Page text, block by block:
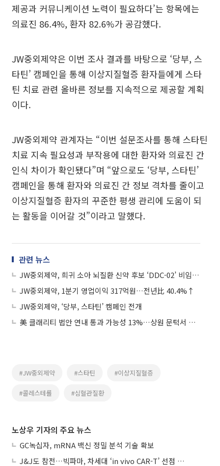
제공과 커뮤니케이션 노력이 필요하다’는 항목에는
의료진 86.4%, 환자 82.6%가 공감했다.
JW중외제약은 이번 조사 결과를 바탕으로 ‘당부, 스
타틴’ 캠페인을 통해 이상지질혈증 환자들에게 스타
틴 치료 관련 올바른 정보를 지속적으로 제공할 계획
이다.
JW중외제약 관계자는 “이번 설문조사를 통해 스타틴
치료 지속 필요성과 부작용에 대한 환자와 의료진 간
인식 차이가 확인됐다”며 “앞으로도 ‘당부, 스타틴’
캠페인을 통해 환자와 의료진 간 정보 격차를 줄이고
이상지질혈증 환자의 꾸준한 평생 관리에 도움이 되
는 활동을 이어갈 것”이라고 말했다.
관련 뉴스
JW중외제약, 희귀 소아 뇌질환 신약 후보 ‘DDC-02’ 비임상 결과 발표
JW중외제약, 1분기 영업이익 317억원…전년比 40.4%↑
JW중외제약, ‘당부, 스타틴’ 캠페인 전개
美 클래리티 법안 연내 통과 가능성 13%…상원 문턱서 제동
#JW중외제약 #스타틴 #이상지질혈증
#콜레스테롤 #심혈관질환
노상우 기자의 주요 뉴스
GC녹십자, mRNA 백신 정밀 분석 기술 확보
J&J도 참전…빅파마, 차세대 ‘in vivo CAR-T’ 선점 경쟁 본격화